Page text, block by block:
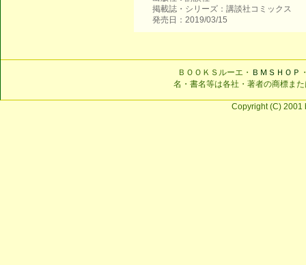
掲載誌・シリーズ：講談社コミックス
発売日：2019/03/15
ＢＯＯＫＳルーエ・ ＢＭＳＨＯＰ
名・書名等は各社・著者の商標ま
Copyright (C) 2001